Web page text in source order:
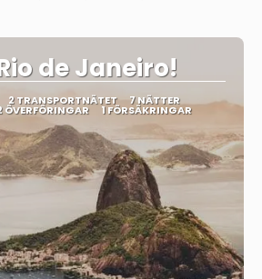
de Janeiro!
2 TRANSPORTNÄTET 7 NÄTTER
ÖVERFÖRINGAR 1 FÖRSÄKRINGAR